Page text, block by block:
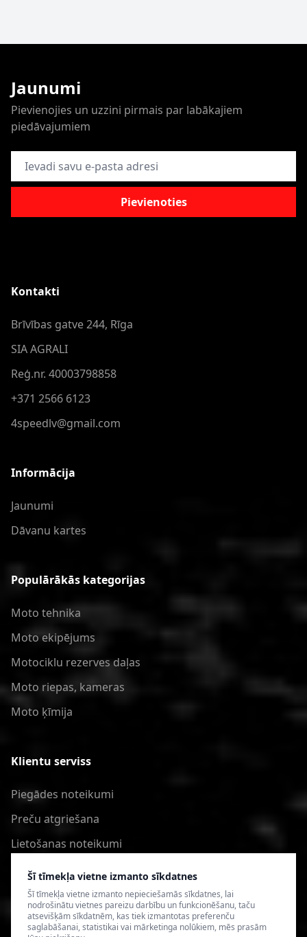
Šī tīmekļa vietne izmanto sīkdatnes
Šī tīmekļa vietne izmanto nepieciešamās sīkdatnes, lai
nodrošinātu vietnes pareizu darbību un funkcionēšanu, taču
atsevišķām sīkdatnēm, kas tiek izmantotas preferenču
saglabāšanai, statistikai vai mārketinga nolūkiem, mēs prasām
Jaunumi
Pievienojies un uzzini pirmais par labākajiem
piedāvajumiem
E-pasta adrese
Pievienoties
Kontakti
Brīvības gatve 244, Rīga
SIA AGRALI
Reģ.nr. 40003798858
+371 2566 6123
4speedlv@gmail.com
Informācija
Jaunumi
Dāvanu kartes
Populārākās kategorijas
Moto tehnika
Moto ekipējums
Motociklu rezerves daļas
Moto riepas, kameras
Moto ķīmija
Klientu serviss
Piegādes noteikumi
Preču atgriešana
Lietošanas noteikumi
Privātuma politika